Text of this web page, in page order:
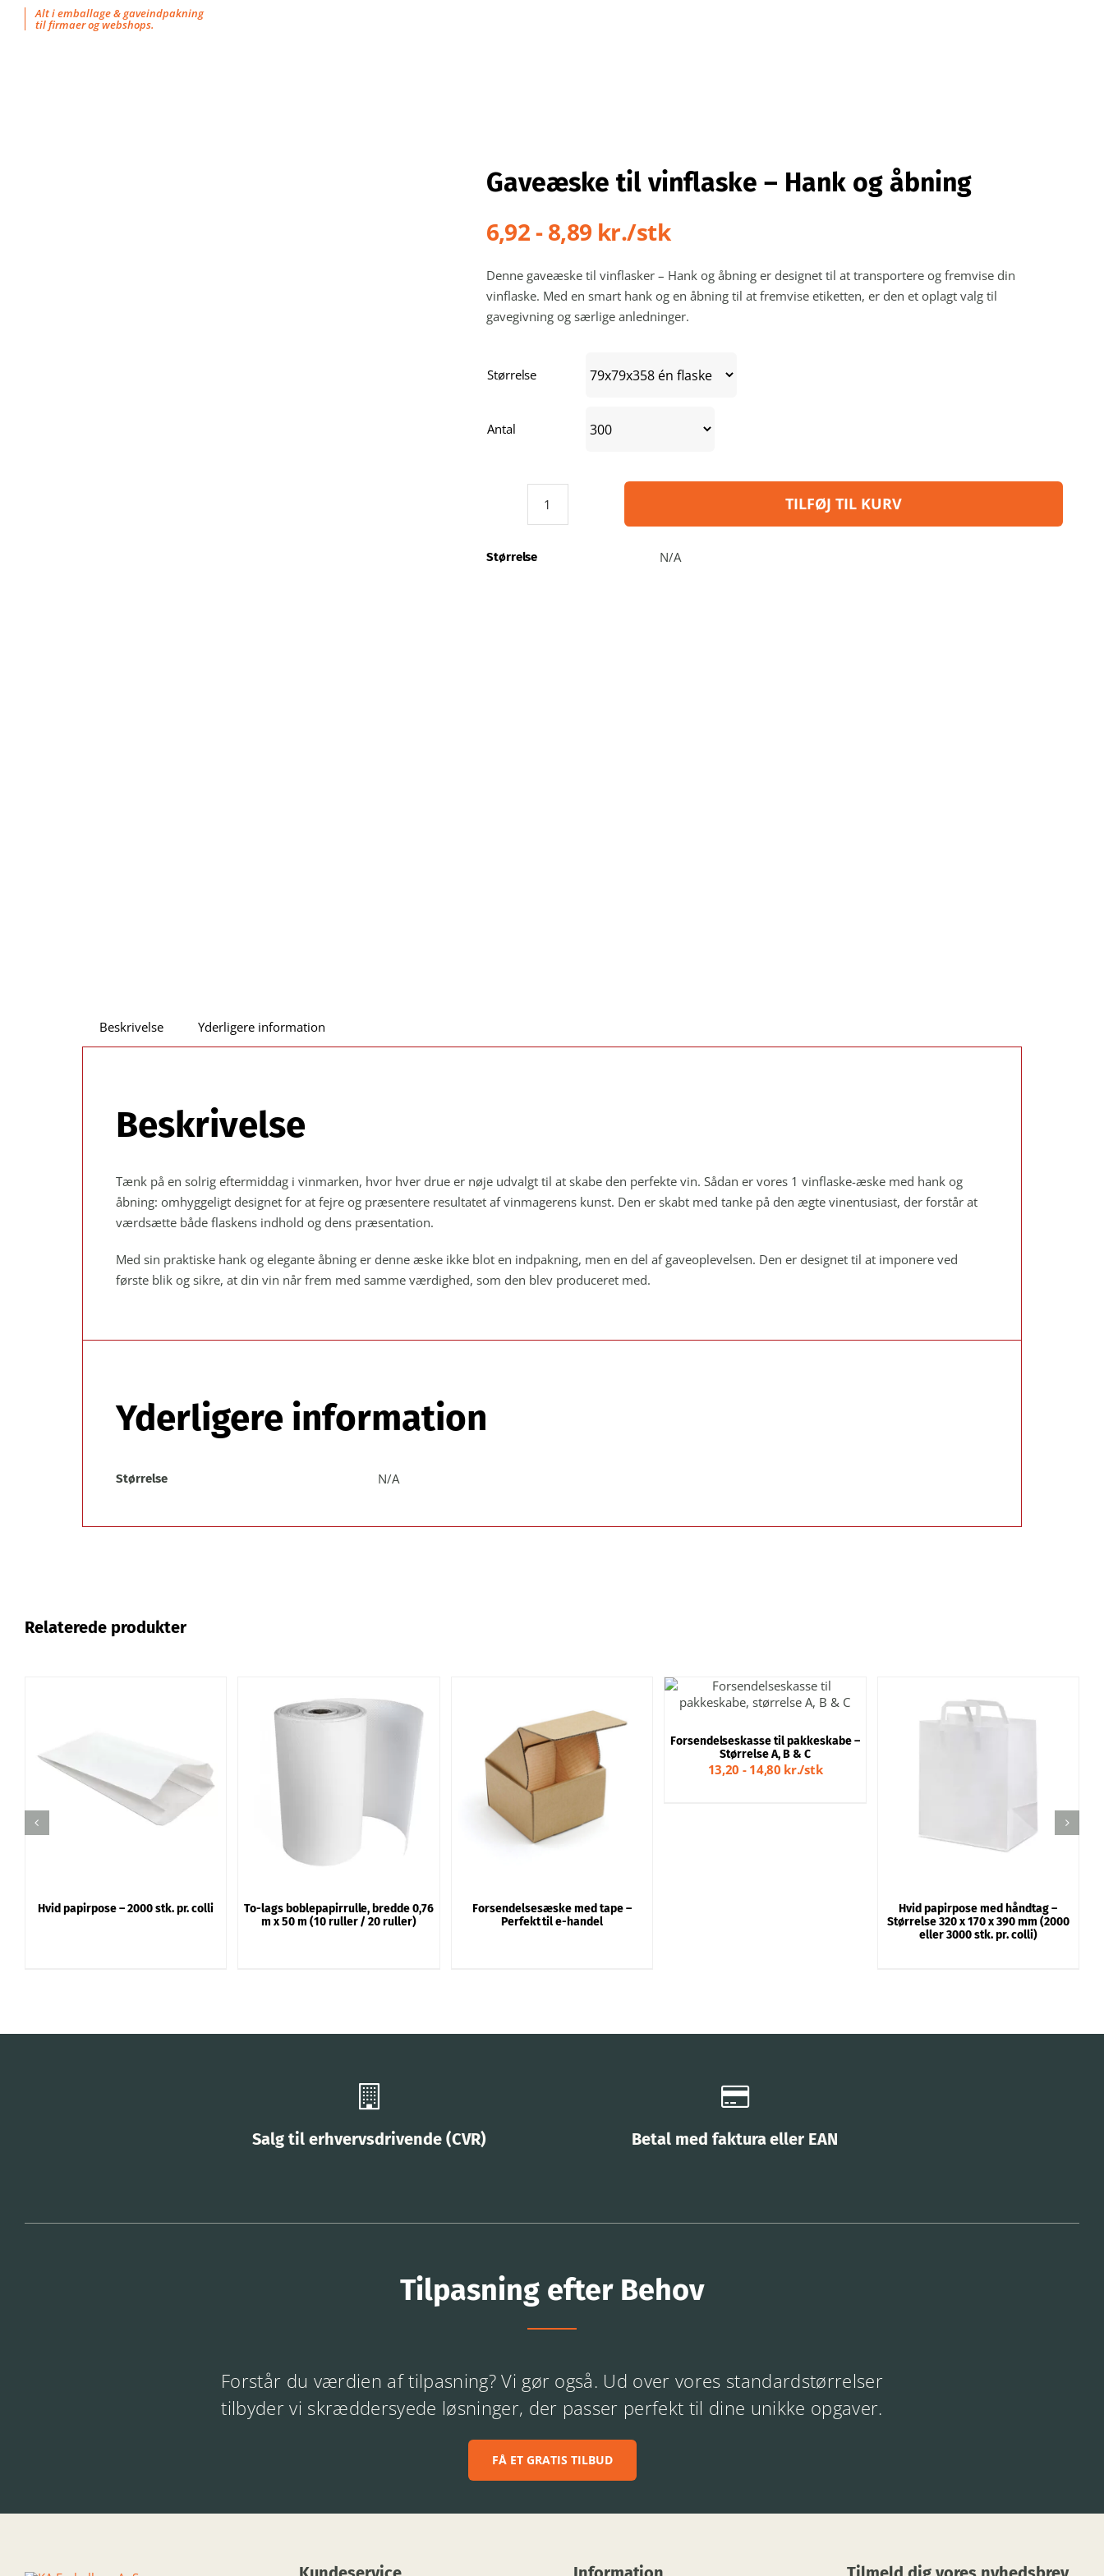
Alt i emballage & gaveindpakning
til firmaer og webshops.
Gaveæske til vinflaske – Hank og åbning
6,92 - 8,89 kr./stk
Denne gaveæske til vinflasker – Hank og åbning er designet til at transportere og fremvise din
vinflaske. Med en smart hank og en åbning til at fremvise etiketten, er den et oplagt valg til
gavegivning og særlige anledninger.
Størrelse
Antal
Gaveæske
TILFØJ TIL KURV
Størrelse N/A
Beskrivelse Yderligere information
Beskrivelse
Tænk på en solrig eftermiddag i vinmarken, hvor hver drue er nøje udvalgt til at skabe den perfekte vin. Sådan er vores 1 vinflaske-æske med hank og
åbning: omhyggeligt designet for at fejre og præsentere resultatet af vinmagerens kunst. Den er skabt med tanke på den ægte vinentusiast, der forstår at
værdsætte både flaskens indhold og dens præsentation.
Med sin praktiske hank og elegante åbning er denne æske ikke blot en indpakning, men en del af gaveoplevelsen. Den er designet til at imponere ved
første blik og sikre, at din vin når frem med samme værdighed, som den blev produceret med.
Yderligere information
Størrelse N/A
Relaterede produkter
HURTIGT KIG
Hvid papirpose – 2000 stk. pr. colli
To-lags boblepapirrulle, bredde 0,76
m x 50 m (10 ruller / 20 ruller)
HURTIGT KIG
Forsendelsesæske med tape –
Perfekt til e-handel
VÆLG MULIGHEDERDETTE
VARE
FLERE
VARIANTER.
MULIGHEDERNE
/
HURTIGT KIG
Forsendelseskasse til pakkeskabe –
Størrelse A, B & C
13,20 - 14,80 kr./stk
Hvid papirpose med håndtag –
Størrelse 320 x 170 x 390 mm (2000
eller 3000 stk. pr. colli)
Salg til erhvervsdrivende (CVR) Betal med faktura eller EAN
Tilpasning efter Behov
Forstår du værdien af tilpasning? Vi gør også. Ud over vores standardstørrelser
tilbyder vi skræddersyede løsninger, der passer perfekt til dine unikke opgaver.
FÅ ET GRATIS TILBUD